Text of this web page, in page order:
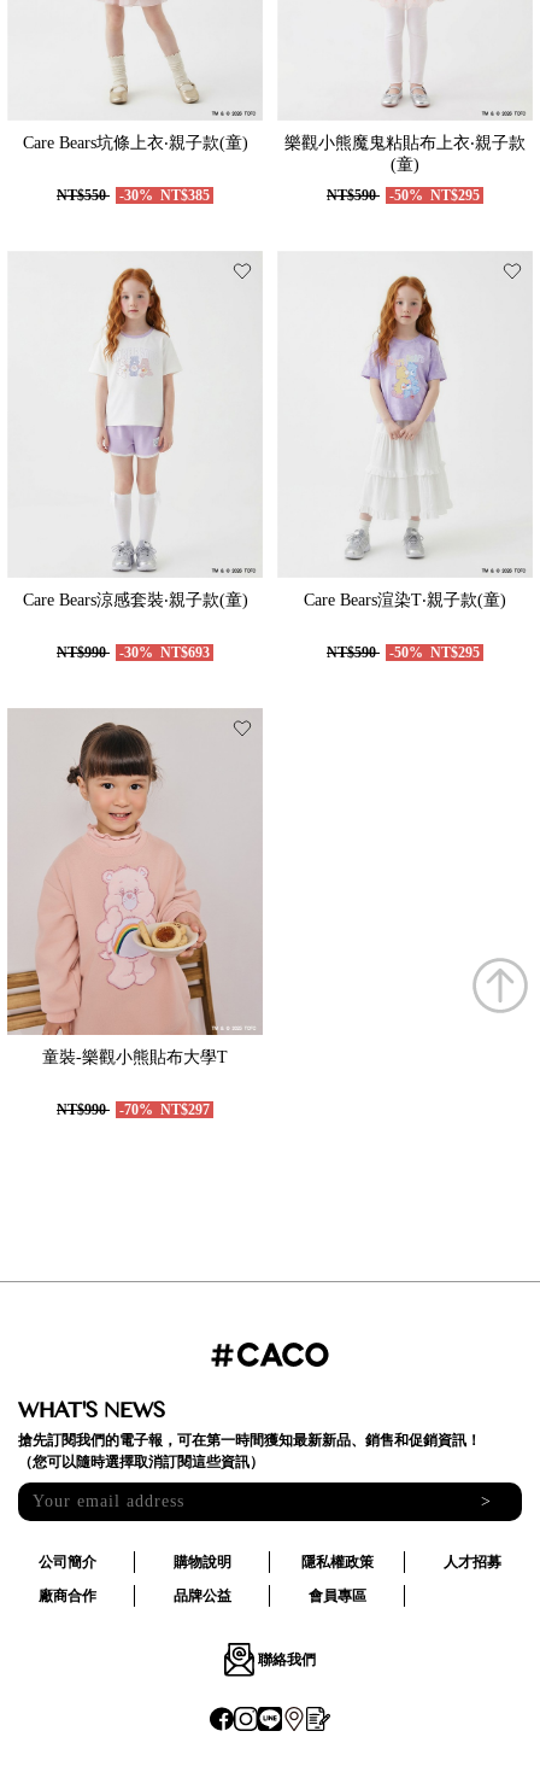
Care Bears坑條上衣‧親子款(童)
NT$550 -30% NT$385
樂觀小熊魔鬼粘貼布上衣‧親子款
(童)
NT$590 -50% NT$295
Care Bears涼感套裝‧親子款(童)
NT$990 -30% NT$693
Care Bears渲染T‧親子款(童)
NT$590 -50% NT$295
童裝-樂觀小熊貼布大學T
NT$990 -70% NT$297
WHAT'S NEWS
搶先訂閱我們的電子報，可在第一時間獲知最新新品、銷售和促銷資訊！
（您可以隨時選擇取消訂閱這些資訊）
>
公司簡介 購物說明 隱私權政策
人才招募
廠商合作
品牌公益 會員專區
聯絡我們